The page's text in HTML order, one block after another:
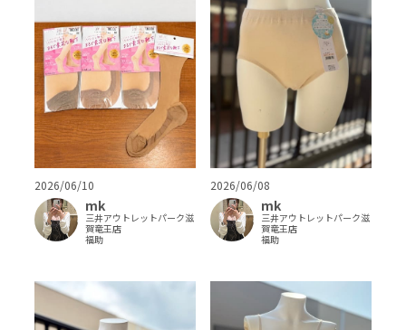
2026/06/10
mk
三井アウトレットパーク滋
賀竜王店
福助
2026/06/08
mk
三井アウトレットパーク滋
賀竜王店
福助